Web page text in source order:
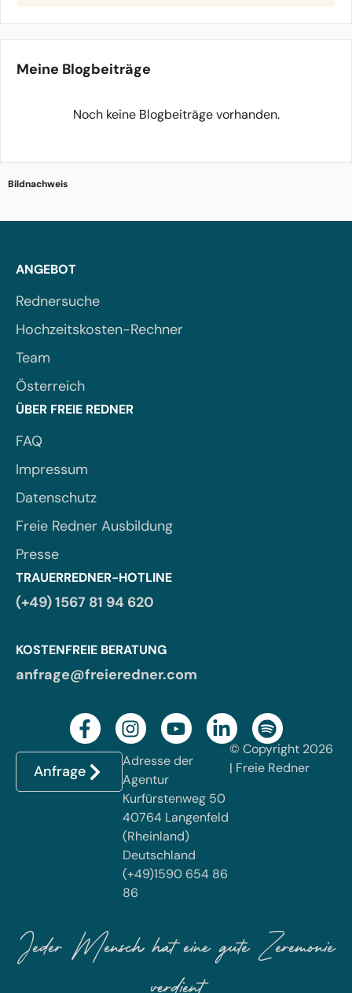
Meine Blogbeiträge
Noch keine Blogbeiträge vorhanden.
Bildnachweis
ANGEBOT
Rednersuche
Hochzeitskosten-Rechner
Team
Österreich
ÜBER FREIE REDNER
FAQ
Impressum
Datenschutz
Freie Redner Ausbildung
Presse
TRAUERREDNER-HOTLINE
(+49) 1567 81 94 620
KOSTENFREIE BERATUNG
anfrage@freieredner.com
Anfrage
Adresse der
Agentur
Kurfürstenweg 50
40764 Langenfeld
(Rheinland)
Deutschland
(+49)1590 654 86
86
© Copyright 2026
| Freie Redner
Jeder Mensch hat eine gute Zeremonie